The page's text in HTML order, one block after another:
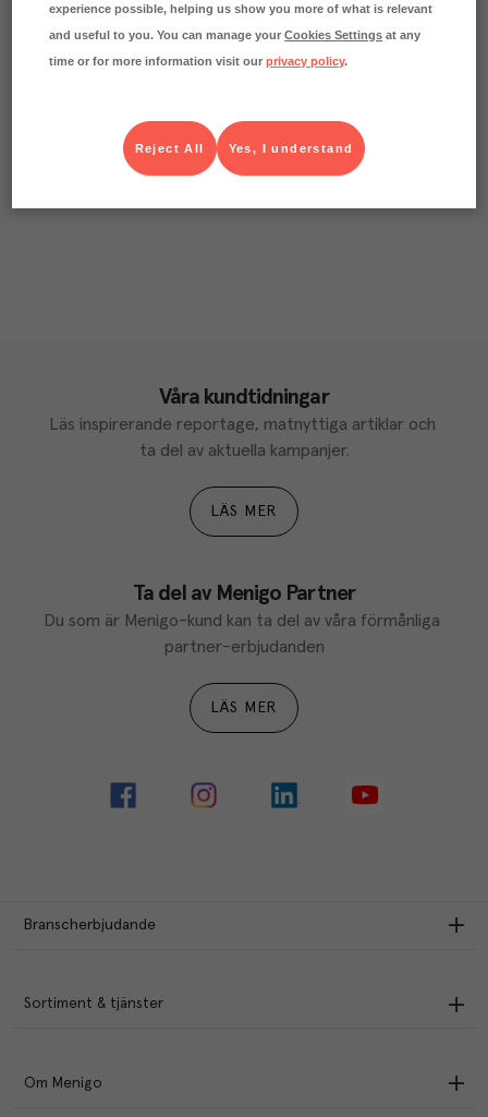
Våra kundtidningar
Läs inspirerande reportage, matnyttiga artiklar och
ta del av aktuella kampanjer.
LÄS MER
Ta del av Menigo Partner
Du som är Menigo-kund kan ta del av våra förmånliga
partner-erbjudanden
LÄS MER
Branscherbjudande
Sortiment & tjänster
Om Menigo
experience possible, helping us show you more of what is relevant
and useful to you. You can manage yourCookies Settings at any
time or for more information visit ourprivacy policy.
Yes, I understand
Reject All